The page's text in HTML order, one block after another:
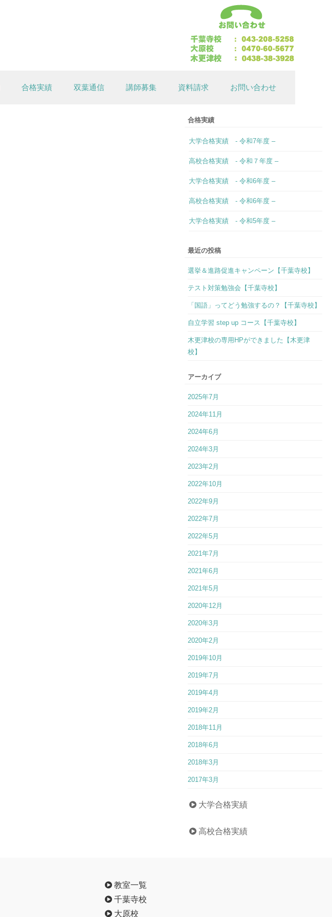
合格実績 双葉通信 講師募集 資料請求 お問い合わせ
合格実績
大学合格実績 - 令和7年度 –
高校合格実績 - 令和７年度 –
大学合格実績 - 令和6年度 –
高校合格実績 - 令和6年度 –
大学合格実績 - 令和5年度 –
最近の投稿
選挙＆進路促進キャンペーン【千葉寺校】
テスト対策勉強会【千葉寺校】
「国語」ってどう勉強するの？【千葉寺校】
自立学習 step up コース【千葉寺校】
木更津校の専用HPができました【木更津
校】
アーカイブ
2025年7月
2024年11月
2024年6月
2024年3月
2023年2月
2022年10月
2022年9月
2022年7月
2022年5月
2021年7月
2021年6月
2021年5月
2020年12月
2020年3月
2020年2月
2019年10月
2019年7月
2019年4月
2019年2月
2018年11月
2018年6月
2018年3月
2017年3月
大学合格実績
高校合格実績
教室一覧
千葉寺校
大原校